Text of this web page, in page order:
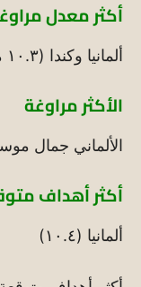
أكثر معدل
ألمانيا وكندا (١٠.٣ مراوغة في المباراة)
الأكثر مراوغة
الألماني جمال موسيالا
أكثر أهداف
ألمانيا (١٠.٤)